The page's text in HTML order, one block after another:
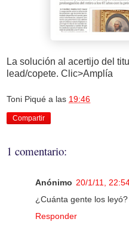
La solución al acertijo del
lead/copete. Clic>Amplía
Toni Piqué a las 19:46
Compartir
1 comentario:
Anónimo 20/1/11,
¿Cuánta gente los
Responder